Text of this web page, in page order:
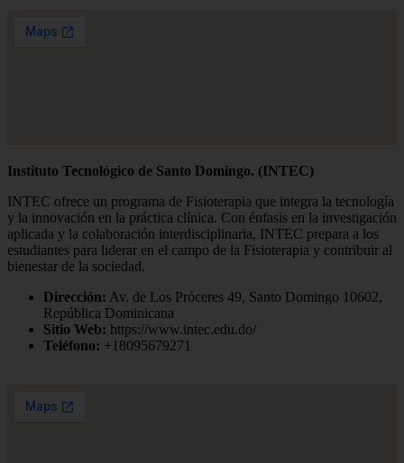
Instituto Tecnológico de Santo Domingo. (INTEC)
INTEC ofrece un programa de Fisioterapia que integra la tecnología
y la innovación en la práctica clínica. Con énfasis en la investigación
aplicada y la colaboración interdisciplinaria, INTEC prepara a los
estudiantes para liderar en el campo de la Fisioterapia y contribuir al
bienestar de la sociedad.
Dirección: Av. de Los Próceres 49, Santo Domingo 10602,
República Dominicana
Sitio Web: https://www.intec.edu.do/
Teléfono: +18095679271